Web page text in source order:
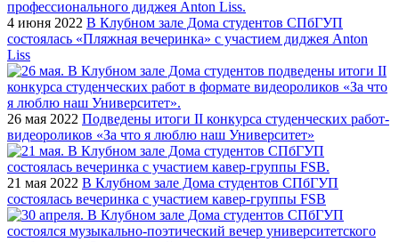
4 июня 2022 В Клубном зале Дома студентов СПбГУП
состоялась «Пляжная вечеринка» c участием диджея Anton
Liss
26 мая 2022 Подведены итоги II конкурса студенческих работ-
видеороликов «За что я люблю наш Университет»
21 мая 2022 В Клубном зале Дома студентов СПбГУП
состоялась вечеринка c участием кавер-группы FSB